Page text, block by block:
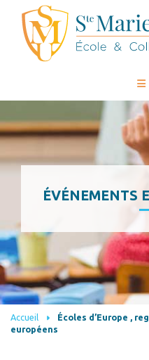
ÉVÉNEMENTS
Accueil
Écoles d’Europe ,
européens